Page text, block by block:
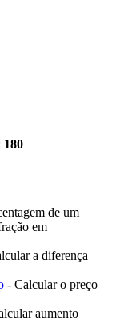
180
de um
em
a diferença
- Calcular o preço
aumento